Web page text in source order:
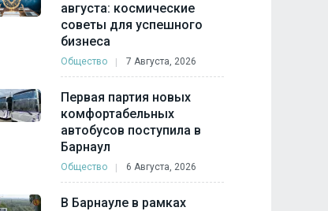
августа: космические
советы для успешного
бизнеса
Общество 7 Августа, 2026
Первая партия новых
комфортабельных
автобусов поступила в
Барнаул
Общество 6 Августа, 2026
В Барнауле в рамках